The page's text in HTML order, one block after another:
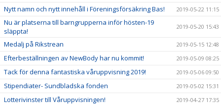
Nytt namn och nytt innehåll i Föreningsförsäkring Bas! 2019-05-22 11:15
Nu är platserna till barngrupperna inför hösten-19
släppta!
2019-05-20 15:43
Medalj på Rikstrean 2019-05-15 12:48
Efterbeställningen av NewBody har nu kommit! 2019-05-09 08:25
Tack för denna fantastiska våruppvisning 2019! 2019-05-06 09:50
Stipendiater- Sundbladska fonden 2019-05-02 15:31
Lotterivinster till Våruppvisningen! 2019-04-27 17:35